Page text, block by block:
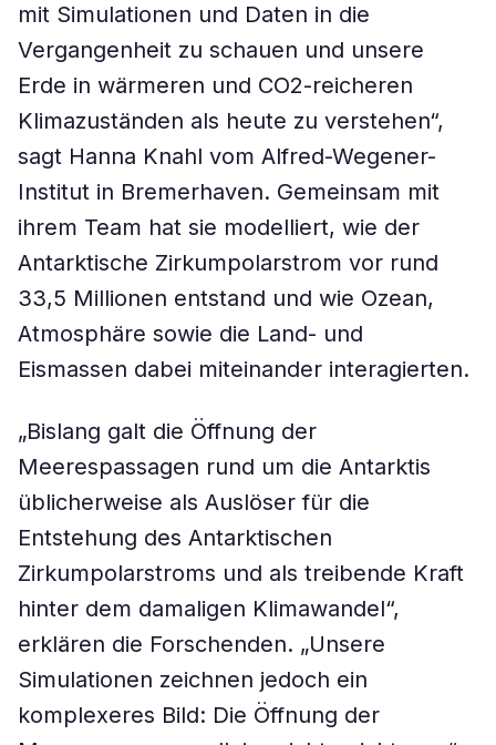
mit Simulationen und Daten in die
Vergangenheit zu schauen und unsere
Erde in wärmeren und CO2-reicheren
Klimazuständen als heute zu verstehen“,
sagt Hanna Knahl vom Alfred-Wegener-
Institut in Bremerhaven. Gemeinsam mit
ihrem Team hat sie modelliert, wie der
Antarktische Zirkumpolarstrom vor rund
33,5 Millionen entstand und wie Ozean,
Atmosphäre sowie die Land- und
Eismassen dabei miteinander interagierten.
„Bislang galt die Öffnung der
Meerespassagen rund um die Antarktis
üblicherweise als Auslöser für die
Entstehung des Antarktischen
Zirkumpolarstroms und als treibende Kraft
hinter dem damaligen Klimawandel“,
erklären die Forschenden. „Unsere
Simulationen zeichnen jedoch ein
komplexeres Bild: Die Öffnung der